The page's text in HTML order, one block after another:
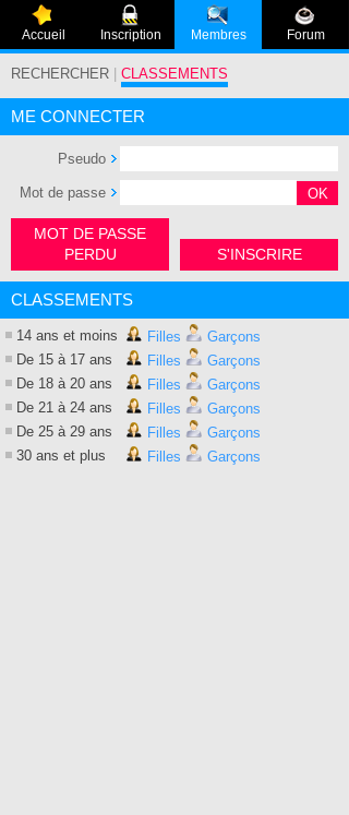
Accueil Inscription Membres Forum
RECHERCHER CLASSEMENTS
ME CONNECTER
Pseudo
Mot de passe
MOT DE PASSE
PERDU
S'INSCRIRE
CLASSEMENTS
14 ans et moins Filles
Garçons
De 15 à 17 ans
Filles
Garçons
De 18 à 20 ans
Filles
Garçons
De 21 à 24 ans
Filles
Garçons
De 25 à 29 ans
Filles
Garçons
30 ans et plus
Filles Garçons